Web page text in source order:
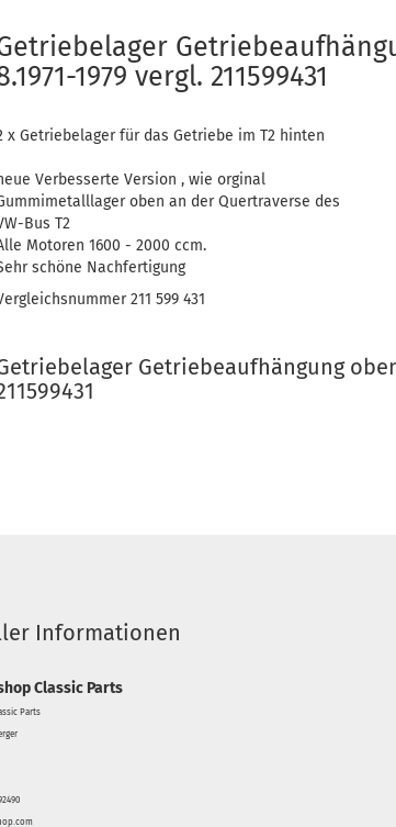
1979 vergl. 211599431
x Getriebelager für das Getriebe im T2 hinten
Verbesserte Version , wie orginal
oben an der Quertraverse des
Bus T2
Motoren 1600 - 2000 ccm.
schöne Nachfertigung
211 599 431
Getriebeaufhängung
Informationen
Classic Parts
Parts